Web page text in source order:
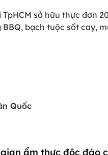
sở hữu thực đơn
bạch tuộc sốt cay,
Quốc
ẩm thực độc đáo